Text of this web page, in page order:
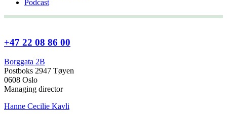
Podcast
+47 22 08 86 00
Borggata 2B
Postboks 2947 Tøyen
0608 Oslo
Managing director
Hanne Cecilie Kavli